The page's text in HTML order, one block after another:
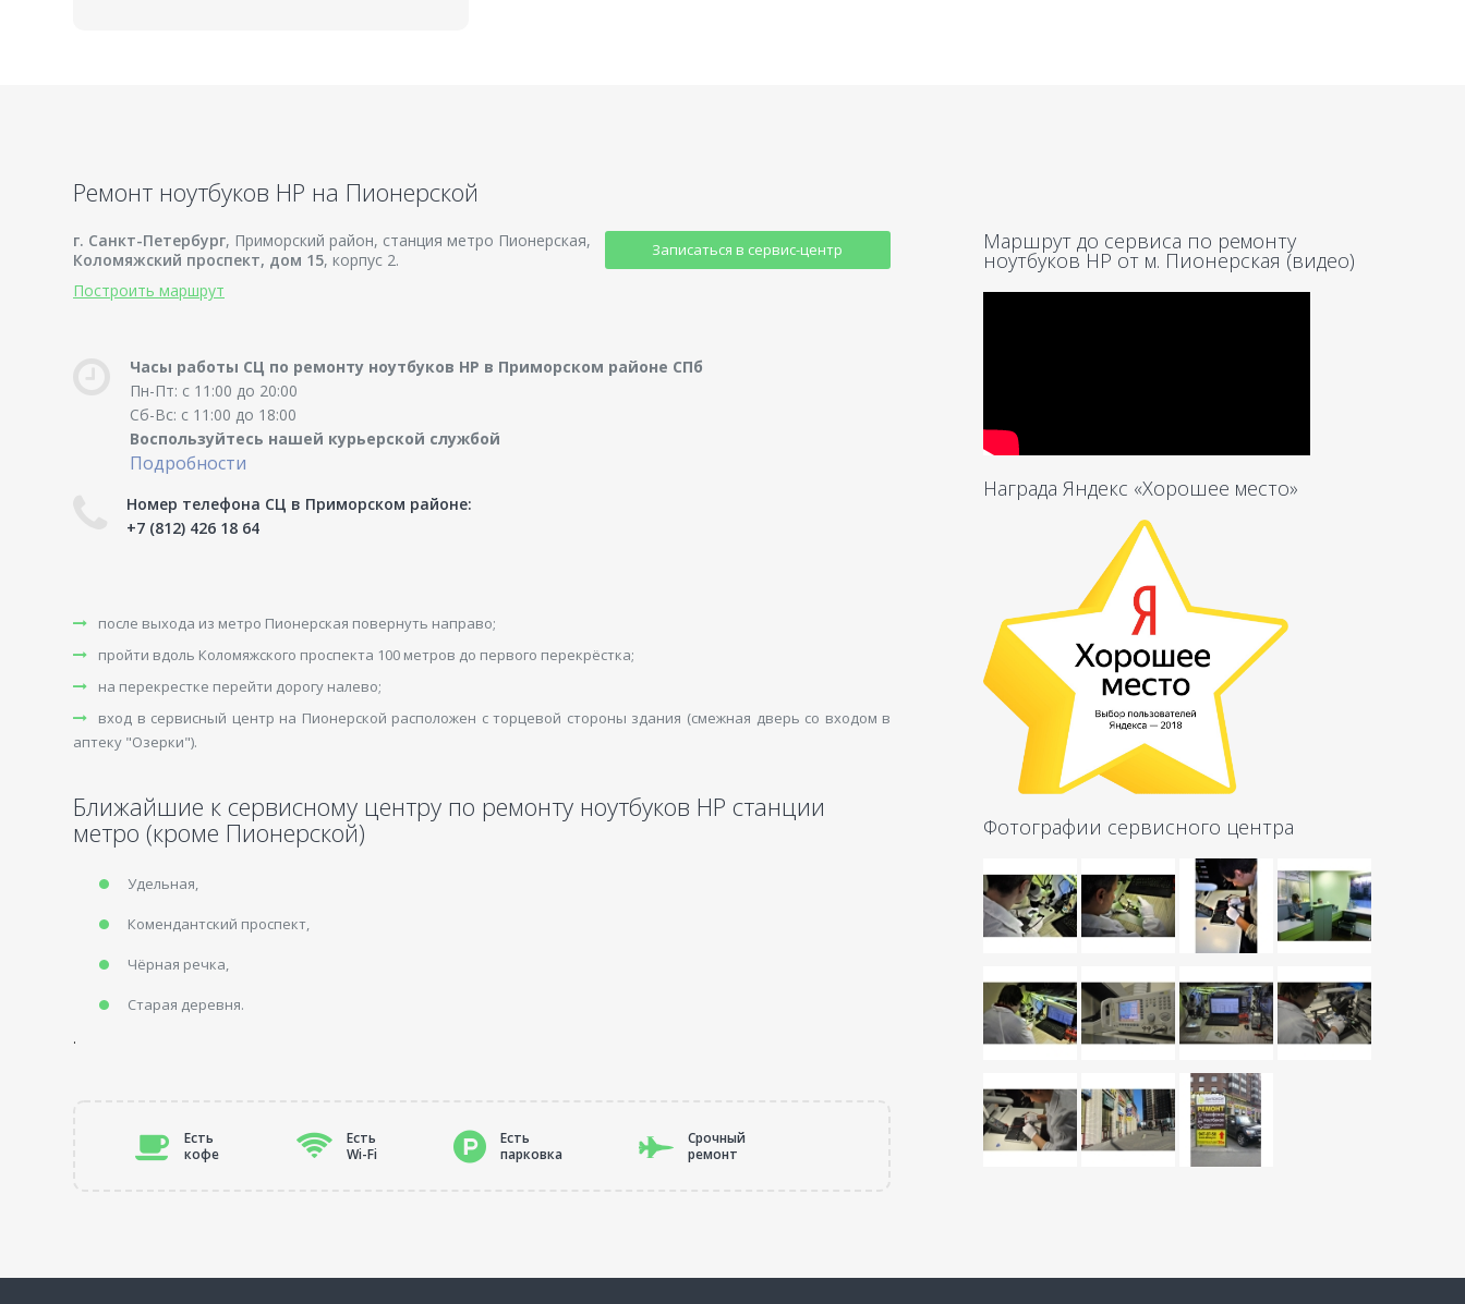
Ремонт ноутбуков HP на Пионерской
г. Санкт-Петербург, Приморский район, станция метро Пионерская,
Коломяжский проспект, дом 15, корпус 2.
Построить маршрут
Записаться в сервис-центр
Часы работы СЦ по ремонту ноутбуков HP в Приморском районе СПб
Пн-Пт: с 11:00 до 20:00
Сб-Вс: с 11:00 до 18:00
Воспользуйтесь нашей курьерской службой
Подробности
Номер телефона СЦ в Приморском районе:
+7 (812) 426 18 64
после выхода из метро Пионерская повернуть направо;
пройти вдоль Коломяжского проспекта 100 метров до первого перекрёстка;
на перекрестке перейти дорогу налево;
вход в сервисный центр на Пионерской расположен с торцевой стороны здания (смежная дверь со входом в
аптеку "Озерки").
Ближайшие к сервисному центру по ремонту ноутбуков HP станции
метро (кроме Пионерской)
Удельная,
Комендантский проспект,
Чёрная речка,
Старая деревня.
.
Есть
кофе
Есть
Wi-Fi
Есть
парковка
Cрочный
ремонт
Маршрут до сервиса по ремонту
ноутбуков HP от м. Пионерская (видео)
Награда Яндекс «Хорошее место»
Фотографии сервисного центра